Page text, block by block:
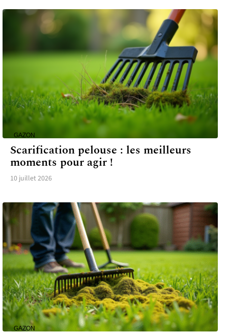
GAZON
Scarification pelouse : les meilleurs
moments pour agir !
10 juillet 2026
GAZON